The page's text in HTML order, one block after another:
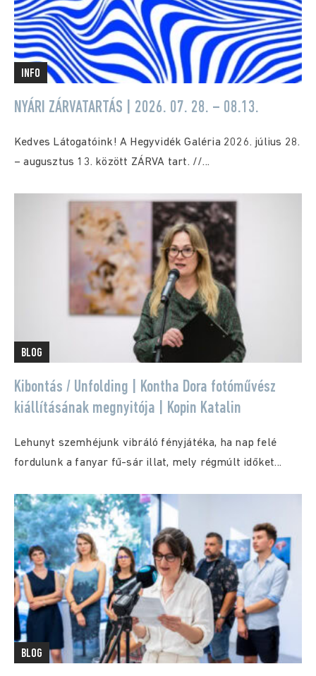
INFO
NYÁRI ZÁRVATARTÁS | 2026. 07. 28. – 08.13.
Kedves Látogatóink! A Hegyvidék Galéria 2026. július 28.
– augusztus 13. között ZÁRVA tart. //...
BLOG
Kibontás / Unfolding | Kontha Dora fotóművész
kiállításának megnyitója | Kopin Katalin
Lehunyt szemhéjunk vibráló fényjátéka, ha nap felé
fordulunk a fanyar fű-sár illat, mely régmúlt időket...
BLOG